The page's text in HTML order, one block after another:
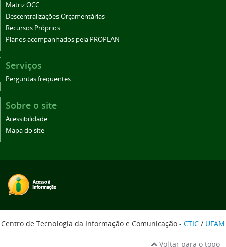
Matriz OCC
Descentralizações Orçamentárias
Recursos Próprios
Planos acompanhados pela PROPLAN
Serviços
Perguntas frequentes
Sobre o site
Acessibilidade
Mapa do site
Centro de Tecnologia da Informação e Comunicação - CTIC / UFAM
Voltar para o topo